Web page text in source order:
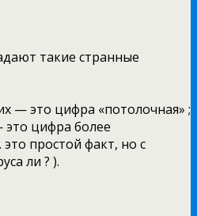
такие странные
— это цифра «потолочная» ;
цифра более
это простой факт, но с
ли ? ).